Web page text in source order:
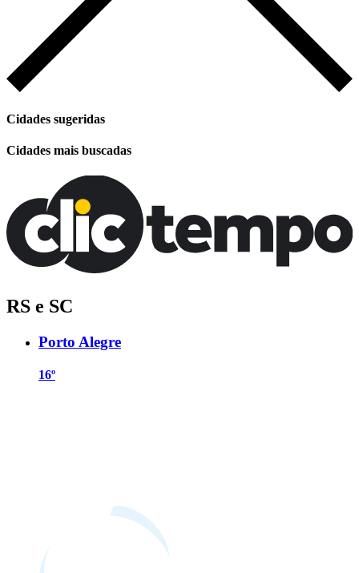
Cidades sugeridas
Cidades mais buscadas
RS e SC
Porto Alegre
16º